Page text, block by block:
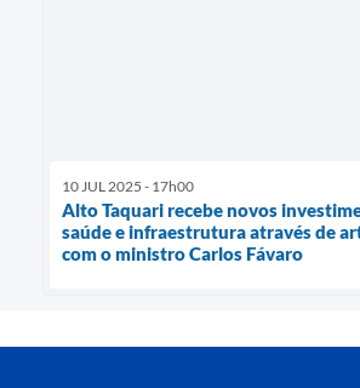
10 JUL 2025 - 17h00
Alto Taquari recebe novos
saúde e infraestrutura através de
com o ministro Carlos Fávaro